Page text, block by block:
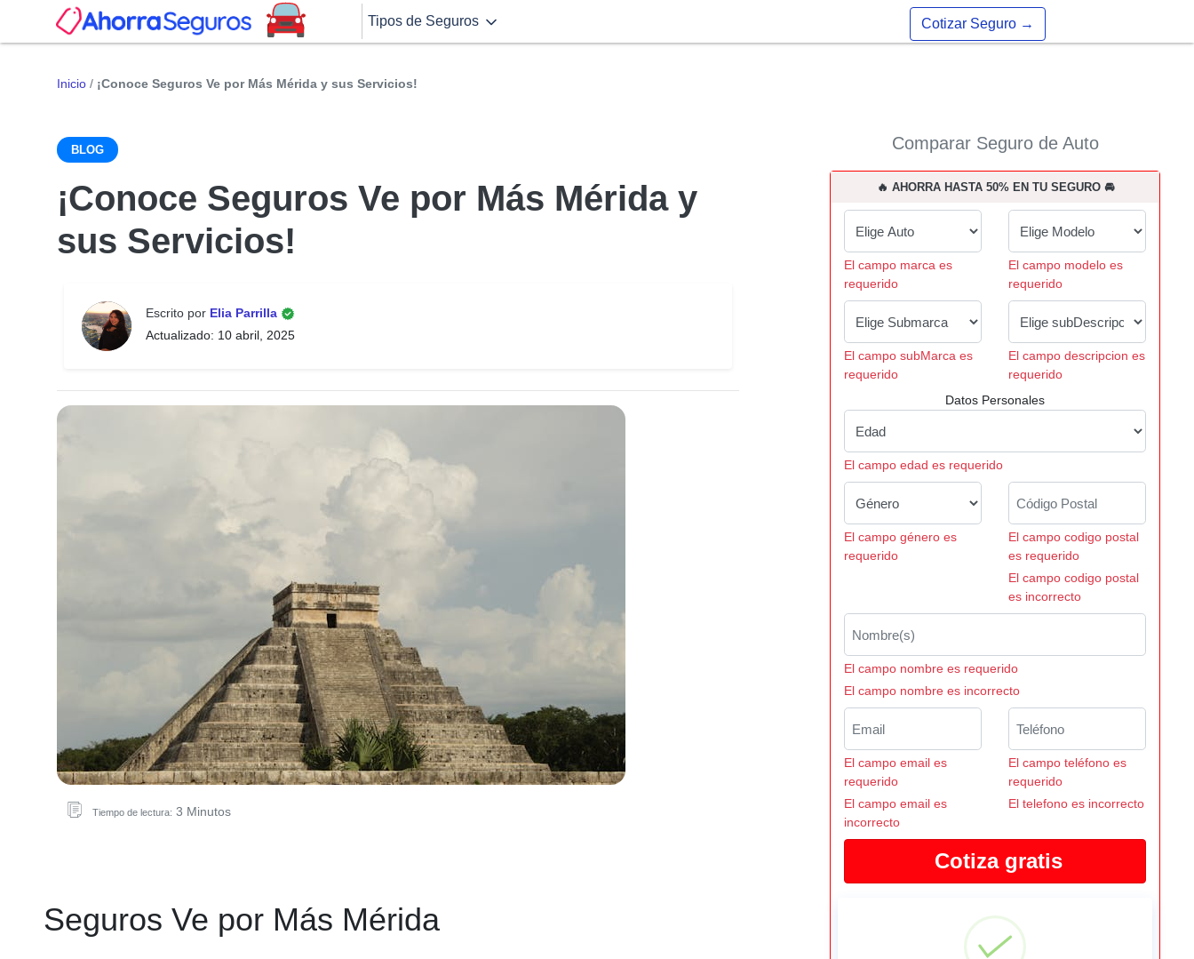
Tipos de Seguros Cotizar Seguro →
Inicio / ¡Conoce Seguros Ve por Más Mérida y sus Servicios!
BLOG
¡Conoce Seguros Ve por Más Mérida y
sus Servicios!
Escrito por Elia Parrilla
Actualizado: 10 abril, 2025
Tiempo de lectura: 3 Minutos
Seguros Ve por Más Mérida
Comparar Seguro de Auto
🔥 AHORRA HASTA 50% EN TU SEGURO 🚘
El campo marca es
requerido
El campo modelo es
requerido
El campo subMarca es
requerido
El campo descripcion es
requerido
Datos Personales
El campo edad es requerido
El campo género es
requerido
El campo codigo postal
es requerido
El campo codigo postal
es incorrecto
El campo nombre es requerido
El campo nombre es incorrecto
El campo email es
requerido
El campo email es
incorrecto
El campo teléfono es
requerido
El telefono es incorrecto